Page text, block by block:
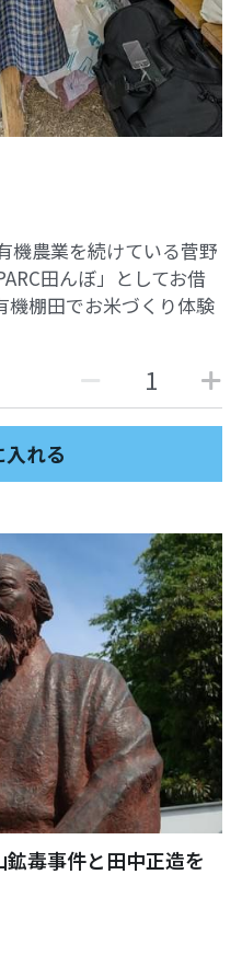
機農業を続けている菅野
田んぼ」としてお借
機棚田でお米づくり体験
れる
毒事件と田中正造を
教える？
会調査
ポルタージュの現場か
する
申し込み
スティス―AI時代の差
」の国の帝国主義
るのは誰か？――国
限界と希望
」ための社会調査――
義を実現する
つつ、日本語の問題